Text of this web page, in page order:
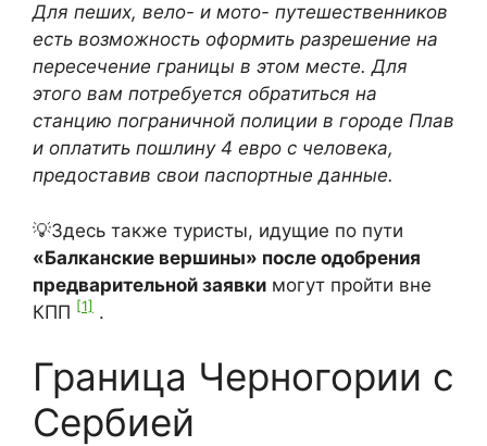
Для пеших, вело- и мото- путешественников
есть возможность оформить разрешение на
пересечение границы в этом месте. Для
этого вам потребуется обратиться на
станцию пограничной полиции в городе Плав
и оплатить пошлину 4 евро с человека,
предоставив свои паспортные данные.
💡Здесь также туристы, идущие по пути
«Балканские вершины» после одобрения
предварительной заявки могут пройти вне
КПП [1] .
Граница Черногории с
Сербией